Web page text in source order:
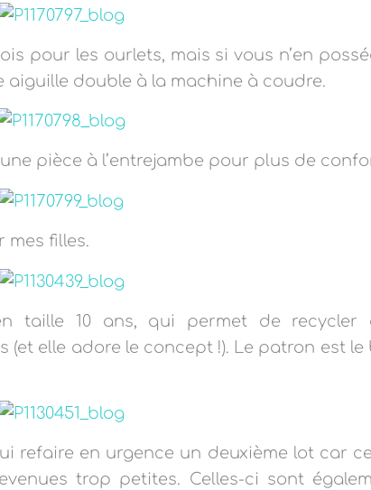
pour les ourlets, mais si vous n’en
aiguille double à la machine à coudre.
pièce à l’entrejambe pour plus de
mes filles.
taille 10 ans, qui permet de recycler
elle adore le concept !). Le patron est le
refaire en urgence un deuxième lot car
trop petites. Celles-ci sont